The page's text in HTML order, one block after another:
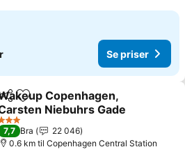
Se priser
Del Legg til i favoritter
Copenhagen,
Niebuhrs Gade
priser
Stjerner
7,7 Bra
22 046
0.6 km til Copenhagen Central Station